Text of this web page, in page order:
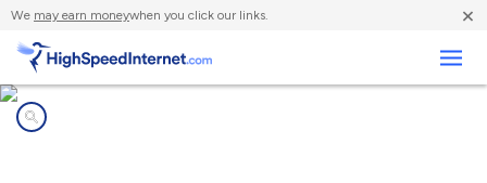
We may earn moneywhen you click our links. ×